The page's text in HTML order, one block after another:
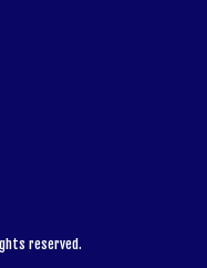
reserved.